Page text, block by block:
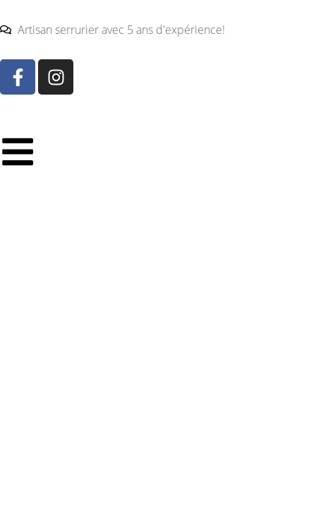
Artisan serrurier avec 5 ans d'expérience!